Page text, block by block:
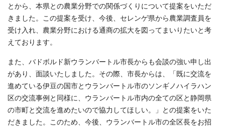
とから、本県との農業分野での関係づくりについて提案をいただ
きました。この提案を受け、今後、セレンゲ県から農業調査員を
受け入れ、農業分野における通商の拡大を図ってまいりたいと考
えております。
また、バドボルド新ウランバートル市長からも会談の強い申し出
があり、面談いたしました。その際、市長からは、「既に交流を
進めている伊豆の国市とウランバートル市のソンギノハイラハン
区の交流事例と同様に、ウランバートル市内の全ての区と静岡県
の市町と交流を進めたいので協力してほしい。」との提案をいた
だきました。このため、今後、ウランバートル市の全区長をお招